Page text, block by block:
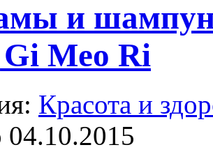
и
Meo Ri
Красота и
04.10.2015